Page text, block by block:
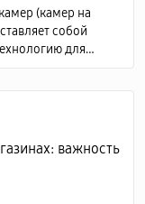
(камер на
собой
для
в различных